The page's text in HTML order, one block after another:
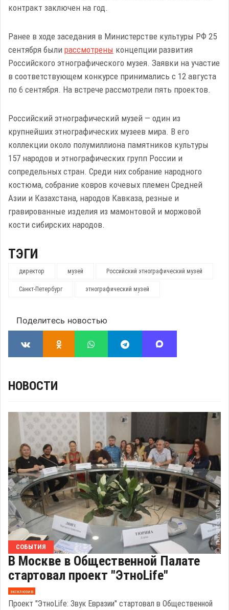
контракт заключен на год.
Ранее в ходе заседания в Министерстве культуры РФ 25
сентября были рассмотрены концепции развития
Российского этнографического музея. Заявки на участие
в соответствующем конкурсе принимались с 12 августа
по 6 сентября. На встрече рассмотрели пять проектов.
Российский этнографический музей — один из
крупнейших этнографических музеев мира. В его
коллекции около полумиллиона памятников культуры
157 народов и этнографических групп России и
сопредельных стран. Среди них собрание народного
костюма, собрание ковров кочевых племен Средней
Азии и Казахстана, народов Кавказа, резные и
гравированные изделия из мамонтовой и моржовой
кости сибирских народов.
ТЭГИ
директор музей Российский этнографический музей
Санкт-Петербург этнографический музей
Поделитесь новостью
НОВОСТИ
СОБЫТИЯ
В Москве в Общественной Палате
стартовал проект "ЭтноLife"
эксклюзив
Проект "ЭтноLife: Звук Евразии" стартовал в Общественной